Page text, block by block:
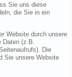
Sie uns diese
die Sie in ein
Website durch unsere
(z.B.
Die
Sie unsere Website